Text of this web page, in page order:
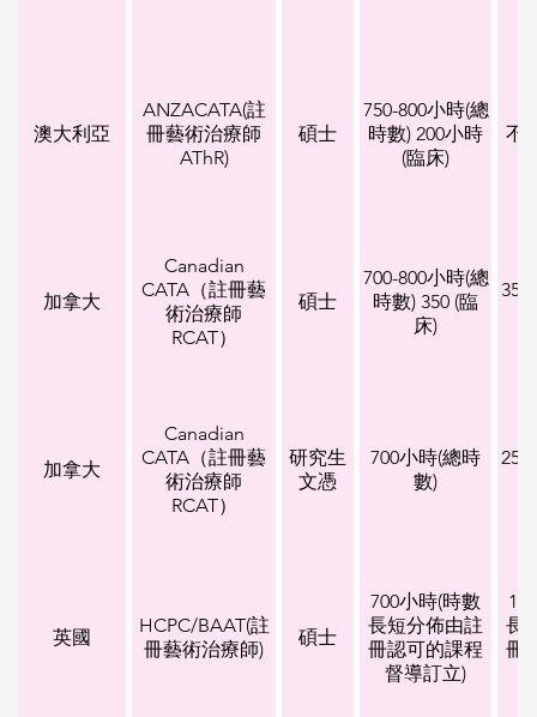
澳大利亞
ANZACATA(註
冊藝術治療師
AThR)
碩士
750-800小時(總
時數) 200小時
(臨床)
不
加拿大
Canadian
CATA（註冊藝
術治療師
RCAT）
碩士
700-800小時(總
時數) 350 (臨
床)
35
加拿大
Canadian
CATA（註冊藝
術治療師
RCAT）
研究生
文憑
700小時(總時
數)
25
英國
HCPC/BAAT(註
冊藝術治療師)
碩士
700小時(時數
長短分佈由註
冊認可的課程
督導訂立)
長
冊